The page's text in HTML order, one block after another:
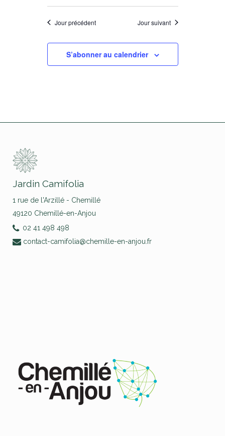
Jour précédent Jour suivant
S’abonner au calendrier
Jardin Camifolia
1 rue de l'Arzillé - Chemillé
49120 Chemillé-en-Anjou
02 41 498 498
contact-camifolia@chemille-en-anjou.fr